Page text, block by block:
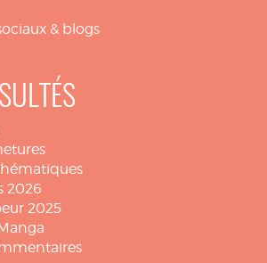
& blogs
2026
2025